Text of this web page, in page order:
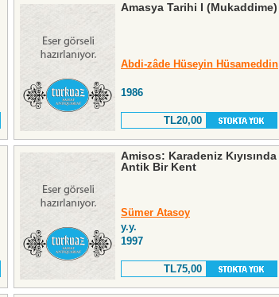
Amasya Tarihi I (Mukaddime)
Abdi-zâde Hüseyin Hüsameddin
1986
TL20,00
Amisos: Karadeniz Kıyısında
Antik Bir Kent
Sümer Atasoy
y.y.
1997
TL75,00